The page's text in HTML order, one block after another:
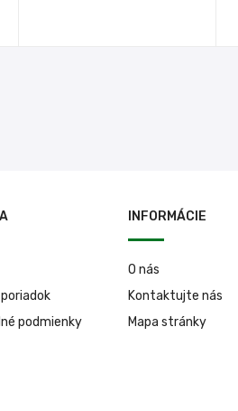
podmienky
INFORMÁCIE
O nás
Kontaktujte nás
Mapa stránky